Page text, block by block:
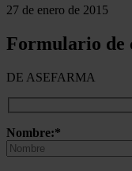
27 de enero de 2015
Formulario de
DE ASEFARMA
Nombre:*